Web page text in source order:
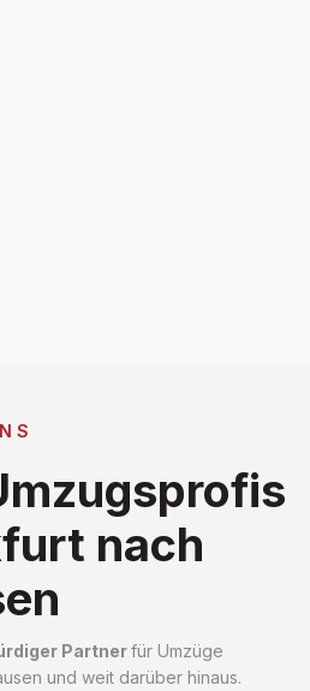
nach
Partnerfür Umzüge
und weit darüber hinaus.